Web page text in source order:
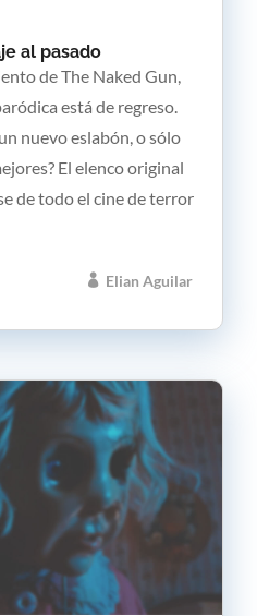
al pasado
Elian Aguilar
de The Naked Gun,
está de regreso.
nuevo eslabón, o sólo
El elenco original
de todo el cine de terror